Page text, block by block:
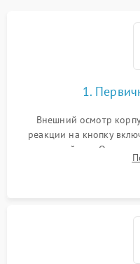
1.
Внешний осмотр
реакции на кнопку
устройства.
лабораторного блока